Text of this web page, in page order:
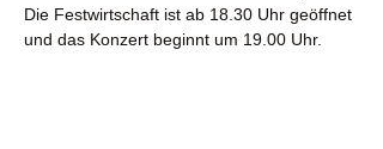
Die Festwirtschaft ist ab 18.30 Uhr geöffnet
und das Konzert beginnt um 19.00 Uhr.